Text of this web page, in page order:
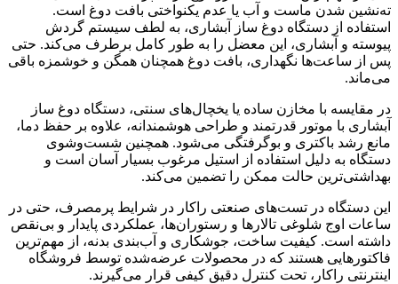
ته‌نشین شدن ماست و آب یا عدم یکنواختی بافت دوغ است.
استفاده از دستگاه دوغ ساز آبشاری، به لطف سیستم گردش
پیوسته و آبشاری، این معضل را به طور کامل برطرف می‌کند. حتی
پس از ساعت‌ها نگهداری، بافت دوغ همچنان همگن و خوشمزه باقی
می‌ماند.
در مقایسه با مخازن ساده یا یخچال‌های سنتی، دستگاه دوغ ساز
آبشاری با موتور قدرتمند و طراحی هوشمندانه، علاوه بر حفظ دما،
مانع رشد باکتری و بوگرفتگی می‌شود. همچنین شست‌وشوی
دستگاه به دلیل استفاده از استیل مرغوب بسیار آسان است و
بهداشتی‌ترین حالت ممکن را تضمین می‌کند.
این دستگاه در تست‌های صنعتی راکار در شرایط پرمصرف، حتی در
ساعات اوج شلوغی تالارها و رستوران‌ها، عملکردی پایدار و بی‌نقص
داشته است. کیفیت ساخت، جوشکاری و آب‌بندی بدنه، از مهم‌ترین
فاکتورهایی هستند که در محصولات عرضه‌شده توسط فروشگاه
اینترنتی راکار، تحت کنترل دقیق کیفی قرار می‌گیرند.